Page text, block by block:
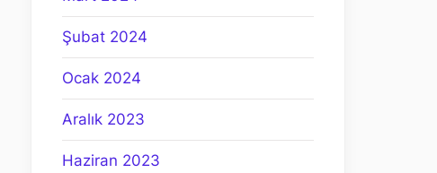
Şubat 2024
Ocak 2024
Aralık 2023
Haziran 2023